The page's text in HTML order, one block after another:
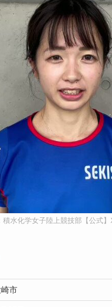
積水化学女子陸上競技部【公式】
市